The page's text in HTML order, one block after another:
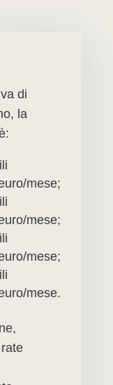
di
la
mese;
mese;
mese;
mese.